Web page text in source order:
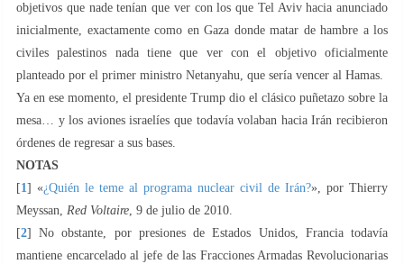
objetivos que nade tenían que ver con los que Tel Aviv hacia anunciado
inicialmente, exactamente como en Gaza donde matar de hambre a los
civiles palestinos nada tiene que ver con el objetivo oficialmente
planteado por el primer ministro Netanyahu, que sería vencer al Hamas.
Ya en ese momento, el presidente Trump dio el clásico puñetazo sobre la
mesa… y los aviones israelíes que todavía volaban hacia Irán recibieron
órdenes de regresar a sus bases.
NOTAS
[1] «¿Quién le teme al programa nuclear civil de Irán?», por Thierry
Meyssan, Red Voltaire, 9 de julio de 2010.
[2] No obstante, por presiones de Estados Unidos, Francia todavía
mantiene encarcelado al jefe de las Fracciones Armadas Revolucionarias